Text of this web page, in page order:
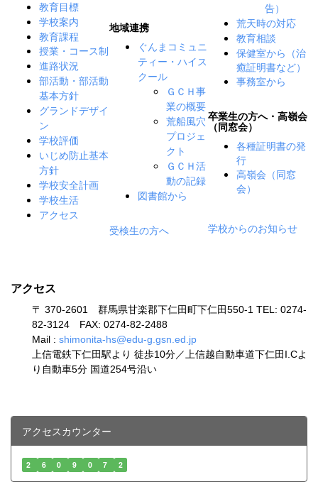
教育目標
学校案内
教育課程
授業・コース制
進路状況
部活動・部活動
基本方針
グランドデザイ
ン
学校評価
いじめ防止基本
方針
学校安全計画
学校生活
アクセス
地域連携
ぐんまコミュニ
ティー・ハイス
クール
ＧＣＨ事
業の概要
荒船風穴
プロジェ
クト
ＧＣＨ活
動の記録
図書館から
受検生の方へ
告）
荒天時の対応
教育相談
保健室から（治
癒証明書など）
事務室から
卒業生の方へ・高嶺会
（同窓会）
各種証明書の発
行
高嶺会（同窓
会）
学校からのお知らせ
アクセス
〒 370-2601 群馬県甘楽郡下仁田町下仁田550-1 TEL: 0274-
82-3124 FAX: 0274-82-2488
Mail : shimonita-hs@edu-g.gsn.ed.jp
上信電鉄下仁田駅より 徒歩10分／上信越自動車道下仁田I.Cよ
り自動車5分 国道254号沿い
アクセスカウンター
2 6 0 9 0 7 2